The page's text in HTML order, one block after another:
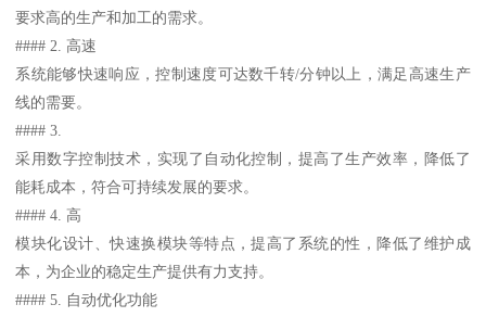
要求高的生产和加工的需求。
#### 2. 高速
系统能够快速响应，控制速度可达数千转/分钟以上，满足高速生产
线的需要。
#### 3.
采用数字控制技术，实现了自动化控制，提高了生产效率，降低了
能耗成本，符合可持续发展的要求。
#### 4. 高
模块化设计、快速换模块等特点，提高了系统的性，降低了维护成
本，为企业的稳定生产提供有力支持。
#### 5. 自动优化功能